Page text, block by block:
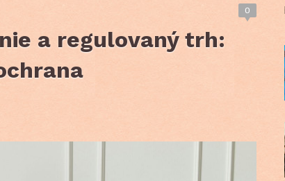
0
a regulovaný trh: